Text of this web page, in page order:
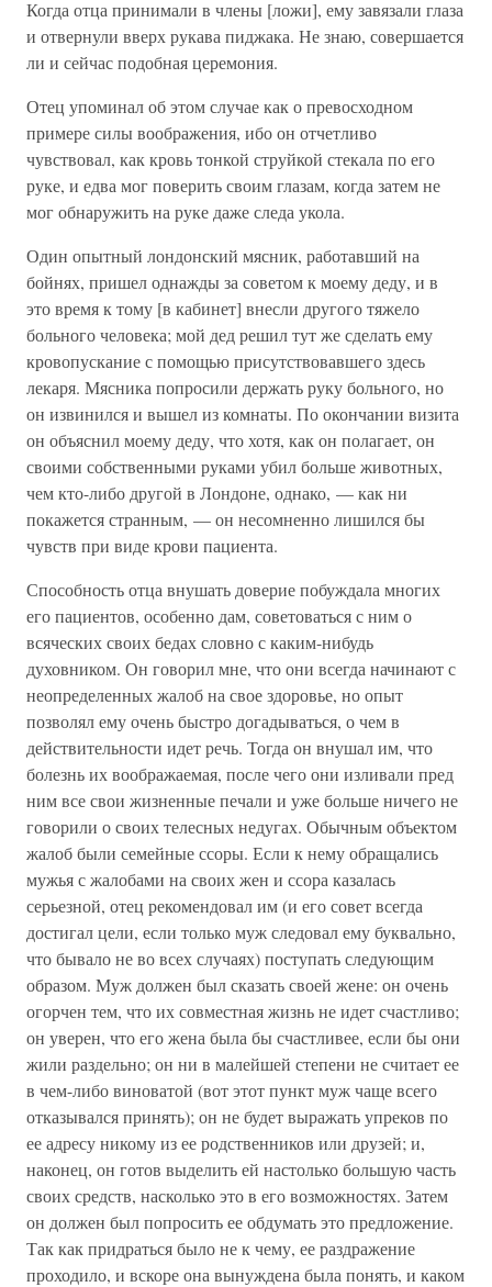
Когда отца принимали в члены [ложи], ему завязали глаза
и отвернули вверх рукава пиджака. Не знаю, совершается
ли и сейчас подобная церемония.
Отец упоминал об этом случае как о превосходном
примере силы воображения, ибо он отчетливо
чувствовал, как кровь тонкой струйкой стекала по его
руке, и едва мог поверить своим глазам, когда затем не
мог обнаружить на руке даже следа укола.
Один опытный лондонский мясник, работавший на
бойнях, пришел однажды за советом к моему деду, и в
это время к тому [в кабинет] внесли другого тяжело
больного человека; мой дед решил тут же сделать ему
кровопускание с помощью присутствовавшего здесь
лекаря. Мясника попросили держать руку больного, но
он извинился и вышел из комнаты. По окончании визита
он объяснил моему деду, что хотя, как он полагает, он
своими собственными руками убил больше животных,
чем кто-либо другой в Лондоне, однако, — как ни
покажется странным, — он несомненно лишился бы
чувств при виде крови пациента.
Способность отца внушать доверие побуждала многих
его пациентов, особенно дам, советоваться с ним о
всяческих своих бедах словно с каким-нибудь
духовником. Он говорил мне, что они всегда начинают с
неопределенных жалоб на свое здоровье, но опыт
позволял ему очень быстро догадываться, о чем в
действительности идет речь. Тогда он внушал им, что
болезнь их воображаемая, после чего они изливали пред
ним все свои жизненные печали и уже больше ничего не
говорили о своих телесных недугах. Обычным объектом
жалоб были семейные ссоры. Если к нему обращались
мужья с жалобами на своих жен и ссора казалась
серьезной, отец рекомендовал им (и его совет всегда
достигал цели, если только муж следовал ему буквально,
что бывало не во всех случаях) поступать следующим
образом. Муж должен был сказать своей жене: он очень
огорчен тем, что их совместная жизнь не идет счастливо;
он уверен, что его жена была бы счастливее, если бы они
жили раздельно; он ни в малейшей степени не считает ее
в чем-либо виноватой (вот этот пункт муж чаще всего
отказывался принять); он не будет выражать упреков по
ее адресу никому из ее родственников или друзей; и,
наконец, он готов выделить ей настолько большую часть
своих средств, насколько это в его возможностях. Затем
он должен был попросить ее обдумать это предложение.
Так как придраться было не к чему, ее раздражение
проходило, и вскоре она вынуждена была понять, и каком